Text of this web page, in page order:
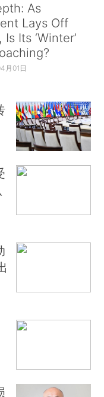
As
Lays Off
Its ‘Winter’
月01日